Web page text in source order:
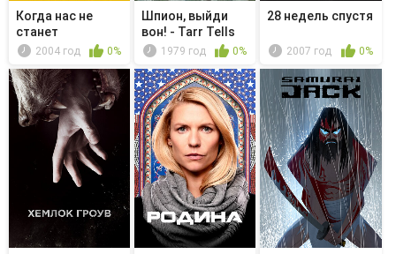
Когда нас не
станет
2004 год 0%
Шпион, выйди
вон! - Tarr Tells
His Story
1979 год 0%
28 недель спустя
2007 год 0%